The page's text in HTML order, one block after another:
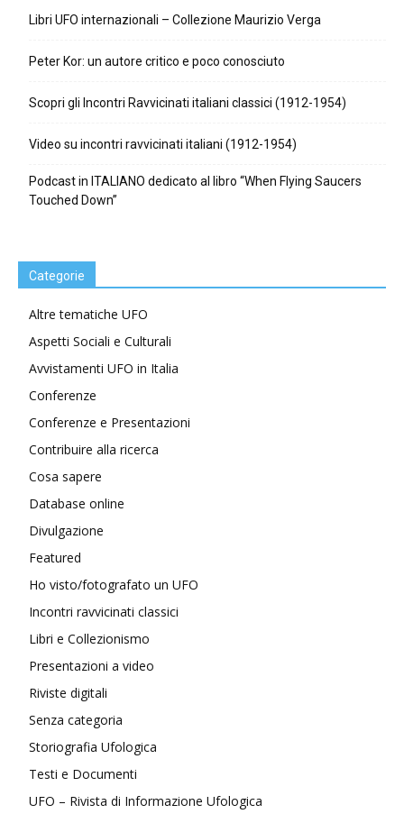
Libri UFO internazionali – Collezione Maurizio Verga
Peter Kor: un autore critico e poco conosciuto
Scopri gli Incontri Ravvicinati italiani classici (1912-1954)
Video su incontri ravvicinati italiani (1912-1954)
Podcast in ITALIANO dedicato al libro “When Flying Saucers
Touched Down”
Categorie
Altre tematiche UFO
Aspetti Sociali e Culturali
Avvistamenti UFO in Italia
Conferenze
Conferenze e Presentazioni
Contribuire alla ricerca
Cosa sapere
Database online
Divulgazione
Featured
Ho visto/fotografato un UFO
Incontri ravvicinati classici
Libri e Collezionismo
Presentazioni a video
Riviste digitali
Senza categoria
Storiografia Ufologica
Testi e Documenti
UFO – Rivista di Informazione Ufologica